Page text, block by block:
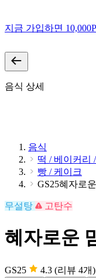
지금 가입하면
음식 상세
음식
떡 / 베이커리
빵 / 케이크
GS25혜자로
무설탕 고탄수
혜자로운
GS25 4.3 (리뷰 4개)